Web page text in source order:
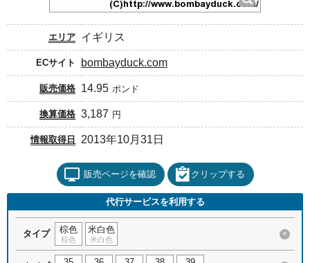
エリア イギリス
ECサイト bombayduck.com
販売価格 14.95 ポンド
換算価格 3,187 円
情報取得日 2013年10月31日
販売ページを確認 クリップする
代行サービスを利用する
タイプ 棕色
棕色
米白色
米白色
×